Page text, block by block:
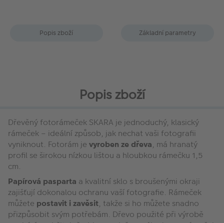
Popis zboží Základní parametry
Popis zboží
Dřevěný fotorámeček SKARA je jednoduchý, klasický
rámeček – ideální způsob, jak nechat vaši fotografii
vyniknout. Fotorám je vyroben ze dřeva, má hranatý
profil se širokou nízkou lištou a hloubkou rámečku 1,5
cm.
Papírová pasparta a kvalitní sklo s broušenými okraji
zajišťují dokonalou ochranu vaší fotografie. Rámeček
můžete postavit i zavěsit, takže si ho můžete snadno
přizpůsobit svým potřebám. Dřevo použité při výrobě